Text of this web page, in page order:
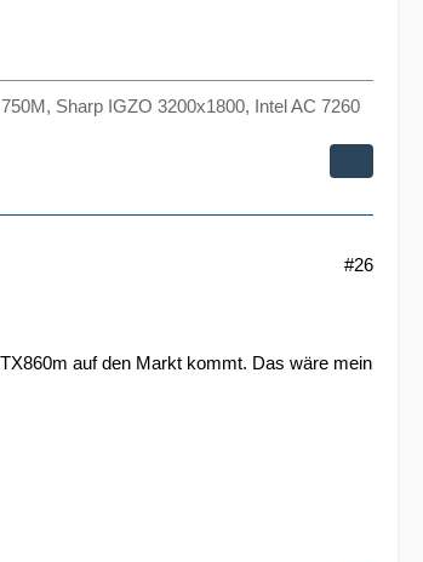
Sharp IGZO 3200x1800, Intel AC 7260
#26
auf den Markt kommt. Das wäre mein